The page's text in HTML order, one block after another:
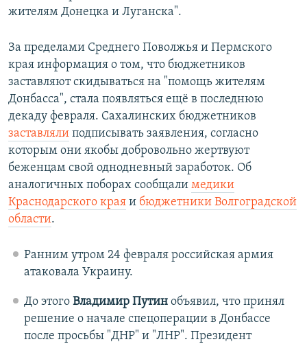
жителям Донецка и Луганска".
За пределами Среднего Поволжья и Пермского
края информация о том, что бюджетников
заставляют скидываться на "помощь жителям
Донбасса", стала появляться ещё в последнюю
декаду февраля. Сахалинских бюджетников
заставляли подписывать заявления, согласно
которым они якобы добровольно жертвуют
беженцам свой однодневный заработок. Об
аналогичных поборах сообщали медики
Краснодарского края и бюджетники Волгоградской
области.
Ранним утром 24 февраля российская армия
атаковала Украину.
До этого Владимир Путин объявил, что принял
решение о начале спецоперации в Донбассе
после просьбы "ДНР" и "ЛНР". Президент